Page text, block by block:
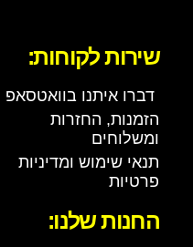
שירות לקוחות:
דברו איתנו בוואטסאפ
הזמנות, החזרות
ומשלוחים
תנאי שימוש ומדיניות
פרטיות
החנות שלנו: